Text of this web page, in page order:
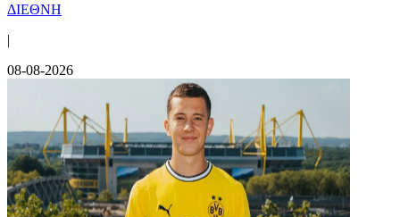
ΔΙΕΘΝΗ
|
08-08-2026